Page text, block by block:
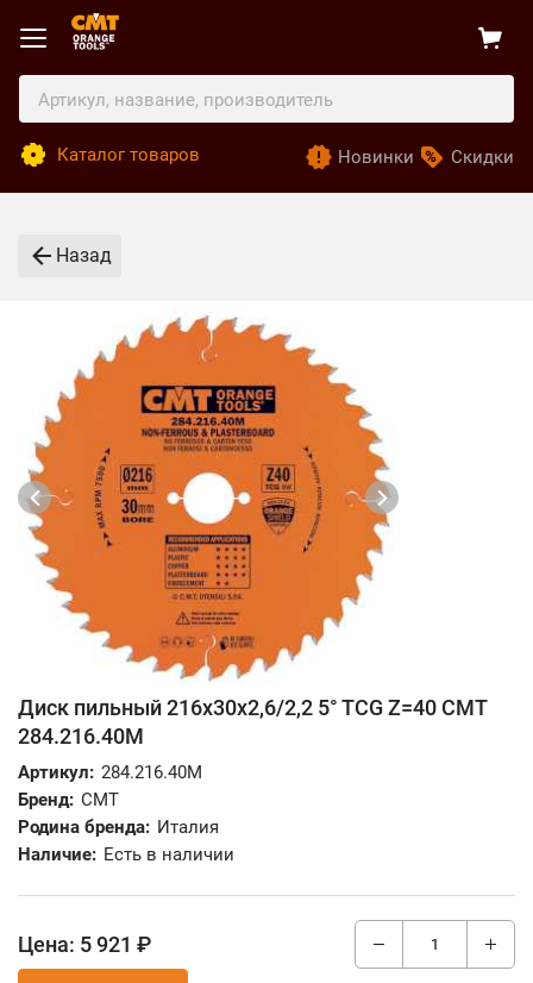
Каталог товаров Новинки Скидки
Назад
Диск пильный 216x30x2,6/2,2 5° TCG Z=40 CMT
284.216.40M
Артикул: 284.216.40M
Бренд: CMT
Родина бренда: Италия
Наличие: Есть в наличии
Цена: 5 921 ₽